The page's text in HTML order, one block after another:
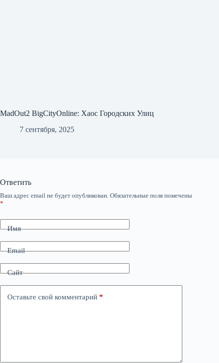
MadOut2 BigCityOnline: Хаос Городских Улиц
7 сентября, 2025
Ответить
Ваш адрес email не будет опубликован. Обязательные поля помечены
*
Имя
Email
Сайт
Оставьте свой комментарий *